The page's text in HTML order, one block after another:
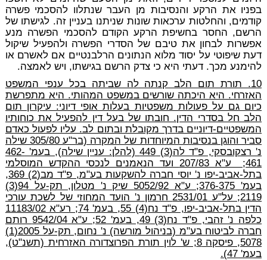
בפניו את הרקע והנסיבות מן העבר שנתלוו להסכמי פשרה
קודמים, והחלטות ערכאות שונות שניתנו בעניין זה. לגישתו של
הרשם, החסר בחשיפת הרקע הקודם להסכמי הפשרה מנע
אפשרות לבחון את טיבם של הסדרי הפשרה ולהפעיל שיקול
דעת שיפוטי על יסוד מלוא הנתונים הרלבנטיים אם לאשרם או
להימנע מכך. דעתי היא כי צדק הרשם בגישתו, ויש לאמצה.
10. תורת תום הלב קנתה לה שביתה בכל ענפי המשפט
האזרחי. היא היכתה שורשים במשפט המהותי. היא מתפרשת
כיום גם על פעולות משפטיות בעלות אופי דיוני: עיקרון תום
הלב חל בסדרי הדין. חובתו של בעל דין להפעיל את כוחותיו
המשפטיים-דיוניים בדרך מקובלת ובתום לב. עליו לפעול כאדם
סביר והוגן בנסיבות המיוחדות של המקרה (בר"ע 305/80 שילה
נ' רצקובסקי, פ"ד לה(3) 449 (להלן: עניין שילה), בעמ' 462-
461; ע"א 207/83 ועד הנאמנים לנכסי ההקדש המוסלמי
בתל-אביב-יפו נ' יוסי חברה להשקעות בע"מ, פ"ד מב(2) 369,
בעמ' 376-375; ע"א 5052/92 שיק נ' מטלון, תק-על 94(3)
2119; על"ע 2531/01 חרמון נ' הועד המחוזי של לשכת עורכי
הדין בתל-אביב-יפו, פ"ד נח(4) 55, בעמ' 74; רע"א 11183/02
כלפה נ' זהבי, פ"ד נח(3) 49, בעמ' 52; ע"א 9542/04 רותם
חברה לביטוח בע"מ (בניהול מורשה) נ' נחום, תק-על 2005(1)
5078, פיסקה 8; ש' לוין תורת הפרוצדורה האזרחית (תשנ"ט),
בעמ' 47).